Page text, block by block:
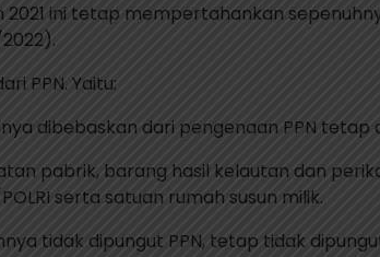
ini tetap mempertahankan
PPN. Yaitu:
dibebaskan dari pengenaan PPN tetap
pabrik, barang hasil kelautan dan
serta satuan rumah susun milik.
tidak dipungut PPN, tetap tidak